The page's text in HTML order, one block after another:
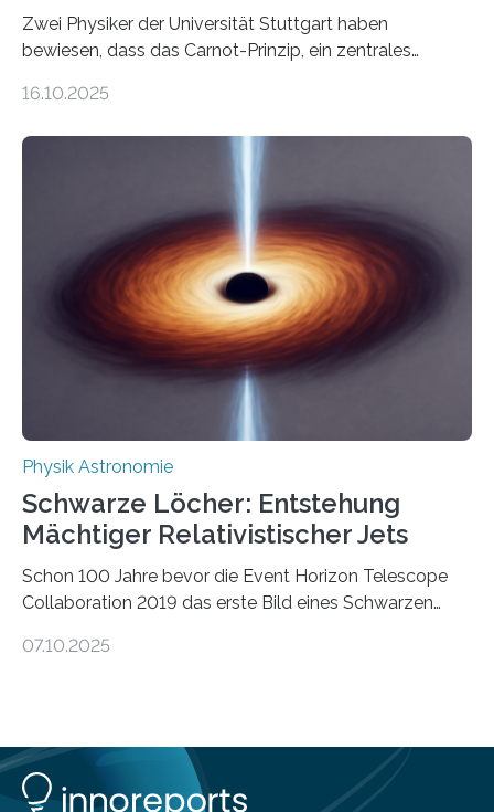
Zwei Physiker der Universität Stuttgart haben
bewiesen, dass das Carnot-Prinzip, ein zentrales
Größenordnung von Atomen gilt, deren physikalische
Quantenmotoren voranbringen. Das
Wissenschaftsjournal Science Advances veröffentlichte
die Herleitung. (DOI: 10.1126/sciadv.adw8462)
Verbrennungsmotoren oder Dampfturbinen sind
Wärmekraftmaschinen: Sie wandeln thermische
Energie in mechanische Bewegung um – oder anders
ausgedrückt, Wärme in Bewegung. In
quantenmechanischen Experimenten ist es in den…
16.10.2025
Physik Astronomie
Schwarze Löcher: Entstehung
Mächtiger Relativistischer Jets
Schon 100 Jahre bevor die Event Horizon Telescope
Collaboration 2019 das erste Bild eines Schwarzen
hatte der Astronom Heber Curtis einen seltsamen
werden auch von anderen Schwarzen Löchern
ausgeschickt. Theoretische Astrophysiker der Goethe-
07.10.2025